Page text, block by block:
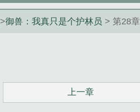
>御兽：我真只是个护林员 > 第28
上一章